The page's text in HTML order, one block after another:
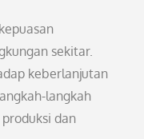
sekitar.
keberlanjutan
langkah
dan